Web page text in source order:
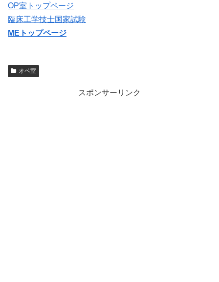
OP室トップページ
臨床工学技士国家試験
MEトップページ
オペ室
スポンサーリンク